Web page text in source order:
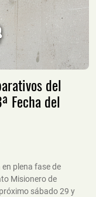
del
Fecha del
plena fase de
Misionero de
sábado 29 y